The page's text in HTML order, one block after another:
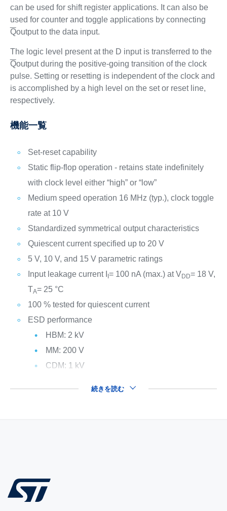
can be used for shift register applications. It can also be
used for counter and toggle applications by connecting
Qoutput to the data input.
The logic level present at the D input is transferred to the
Qoutput during the positive-going transition of the clock
pulse. Setting or resetting is independent of the clock and
is accomplished by a high level on the set or reset line,
respectively.
機能一覧
Set-reset capability
Static flip-flop operation - retains state indefinitely
with clock level either “high” or “low”
Medium speed operation 16 MHz (typ.), clock toggle
rate at 10 V
Standardized symmetrical output characteristics
Quiescent current specified up to 20 V
5 V, 10 V, and 15 V parametric ratings
Input leakage current I = 100 nA (max.) at VDD= 18 V,
TA= 25 °C
100 % tested for quiescent current
ESD performance
HBM: 2 kV
MM: 200 V
CDM: 1 kV
続きを読む